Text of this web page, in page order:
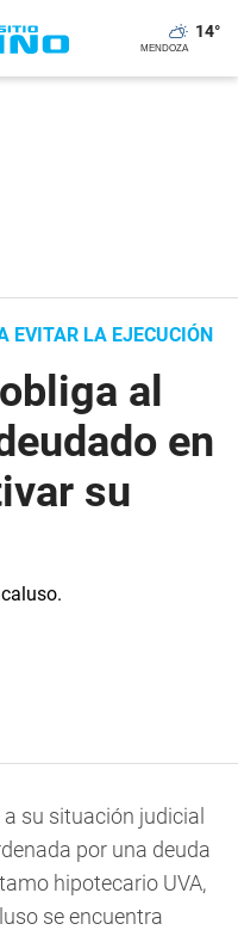
14°
EVITAR LA EJECUCIÓN
al
en
su
su situación judicial
por una deuda
hipotecario UVA,
se encuentra